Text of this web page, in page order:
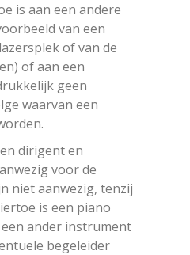
is aan een andere
van een
of van de
of aan een
geen
waarvan een
dirigent en
voor de
niet aanwezig, tenzij
is een piano
ander instrument
begeleider